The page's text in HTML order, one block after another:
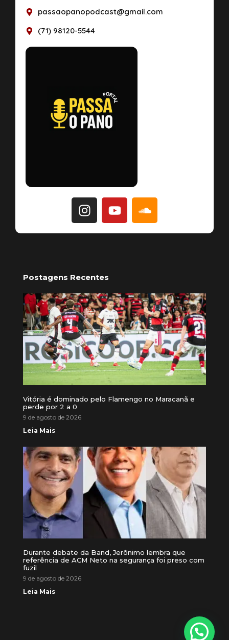
passaopanopodcast@gmail.com
(71) 98120-5544
Postagens Recentes
Vitória é dominado pelo Flamengo no Maracanã e
perde por 2 a 0
9 de agosto de 2026
Leia Mais
Durante debate da Band, Jerônimo lembra que
referência de ACM Neto na segurança foi preso com
fuzil
9 de agosto de 2026
Leia Mais